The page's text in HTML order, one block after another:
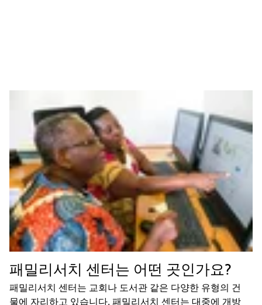
패밀리서치 센터는 어떤 곳인가요?
패밀리서치 센터는 교회나 도서관 같은 다양한 유형의 건
물에 자리하고 있습니다. 패밀리서치 센터는 대중에 개방